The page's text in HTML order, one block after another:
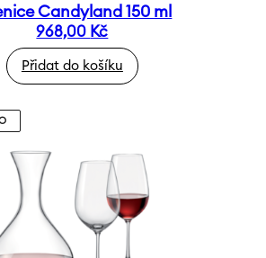
Candyland 150 ml
968,00 Kč
Přidat do košíku